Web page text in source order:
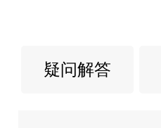
疑问解答